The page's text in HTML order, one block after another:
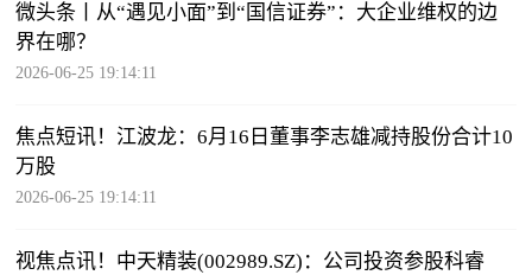
微头条丨从“遇见小面”到“国信证券”：大企业维权的边
界在哪？
2026-06-25 19:14:11
焦点短讯！江波龙：6月16日董事李志雄减持股份合计10
万股
2026-06-25 19:14:11
视焦点讯！中天精装(002989.SZ)：公司投资参股科睿